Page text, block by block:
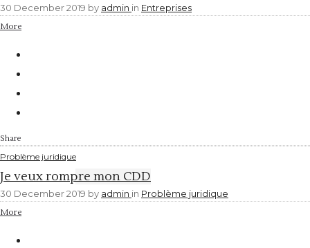
30 December 2019 by admin in Entreprises
More
Share
Problème juridique
Je veux rompre mon CDD
30 December 2019 by admin in Problème juridique
More